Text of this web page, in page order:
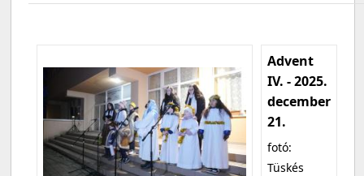
Advent
IV. - 2025.
december
21.
fotó:
Tüskés